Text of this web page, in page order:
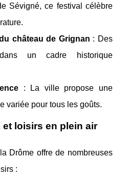
Sévigné, ce festival célèbre
château de Grignan : Des
un cadre historique
: La ville propose une
variée pour tous les goûts.
loisirs en plein air
Drôme offre de nombreuses
: